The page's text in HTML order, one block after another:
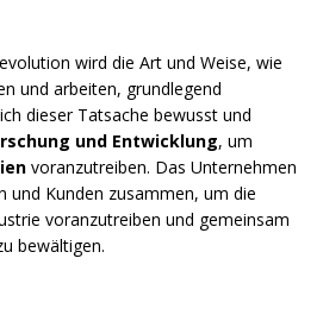
wird die Art und Weise, wie
und arbeiten, grundlegend
dieser Tatsache bewusst und
und Entwicklung, um
voranzutreiben. Das Unternehmen
und Kunden zusammen, um die
voranzutreiben und gemeinsam
bewältigen.